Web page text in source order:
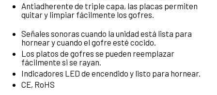
Antiadherente de triple capa, las placas permiten
quitar y limpiar fácilmente los gofres.
Señales sonoras cuando la unidad está lista para
hornear y cuando el gofre esté cocido.
Los platos de gofres se pueden reemplazar
fácilmente si se rayan.
Indicadores LED de encendido y listo para hornear.
CE, RoHS